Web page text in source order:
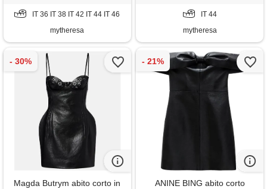
IT 36 IT 38 IT 42 IT 44 IT 46
mytheresa
IT 44
mytheresa
Magda Butrym abito corto in
ANINE BING abito corto